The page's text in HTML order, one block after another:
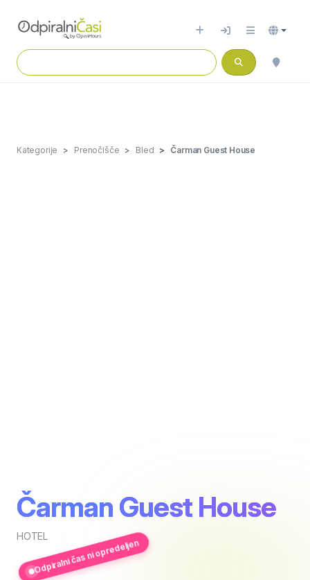
Kategorije Prenočišče Bled Čarman Guest House
Čarman Guest House
HOTEL
Odpiralni čas ni opredeljen